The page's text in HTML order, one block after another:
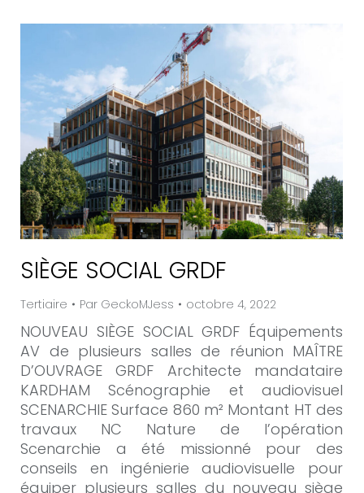
SIÈGE SOCIAL GRDF
Tertiaire Par GeckoMJess octobre 4, 2022
NOUVEAU SIÈGE SOCIAL GRDF Équipements
AV de plusieurs salles de réunion MAÎTRE
D’OUVRAGE GRDF Architecte mandataire
KARDHAM Scénographie et audiovisuel
SCENARCHIE Surface 860 m² Montant HT des
travaux NC Nature de l’opération
Scenarchie a été missionné pour des
conseils en ingénierie audiovisuelle pour
équiper plusieurs salles du nouveau siège